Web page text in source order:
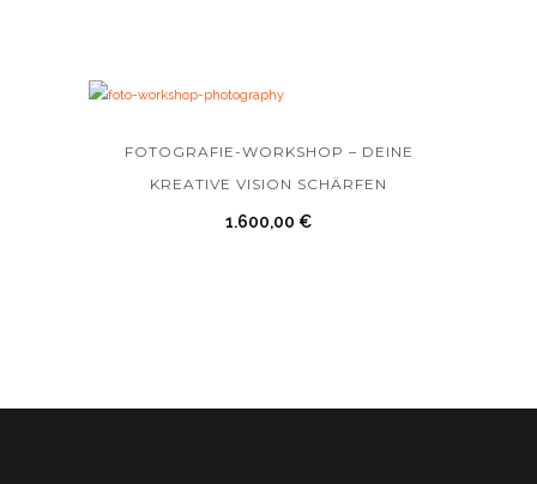
FOTOGRAFIE-WORKSHOP – DEINE
KREATIVE VISION SCHÄRFEN
1.600,00 €